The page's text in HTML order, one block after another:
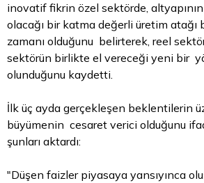
inovatif fikrin özel sektörde,
olacağı bir katma değerli üretim atağı
zamanı olduğunu belirterek, reel
sektörün birlikte el vereceği yeni bir
olunduğunu kaydetti.
İlk üç ayda gerçekleşen beklentilerin
büyümenin cesaret verici olduğunu
şunları aktardı:
"Düşen faizler piyasaya yansıyınca